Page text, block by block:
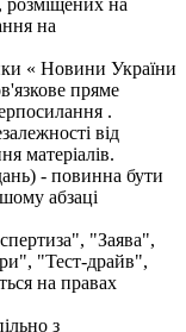
на
« Новини України
пряме
.
від
матеріалів.
- повинна бути
абзаці
"Заява",
"Тест-драйв",
на правах
з